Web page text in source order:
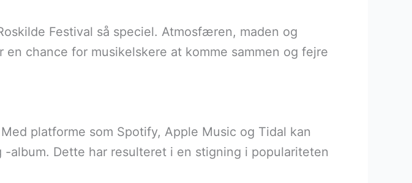
Festival så speciel. Atmosfæren, maden og
chance for musikelskere at komme sammen og fejre
platforme som Spotify, Apple Music og Tidal kan
album. Dette har resulteret i en stigning i populariteten